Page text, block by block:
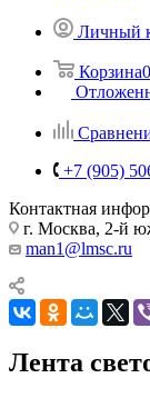
Личный
Корзина0
+7 (905)
Контактная
г. Москва, 2-й
man1@lmsc.ru
Лента